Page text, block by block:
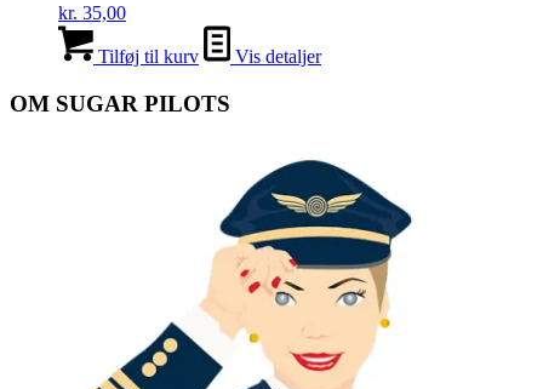
kr. 35,00
Tilføj til kurv Vis detaljer
OM SUGAR PILOTS